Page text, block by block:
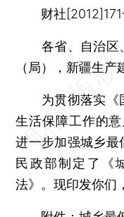
财社[2012]171
各省、自治区
（局），新疆生产
为贯彻落实《
生活保障工作的
进一步加强城乡最
民政部制定了《
法》。现印发你们